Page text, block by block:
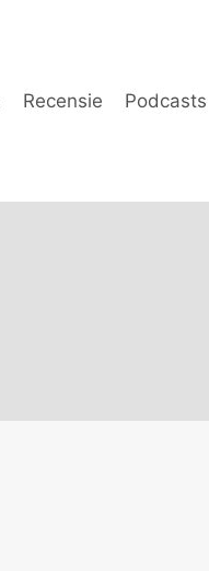
Recensie Podcasts